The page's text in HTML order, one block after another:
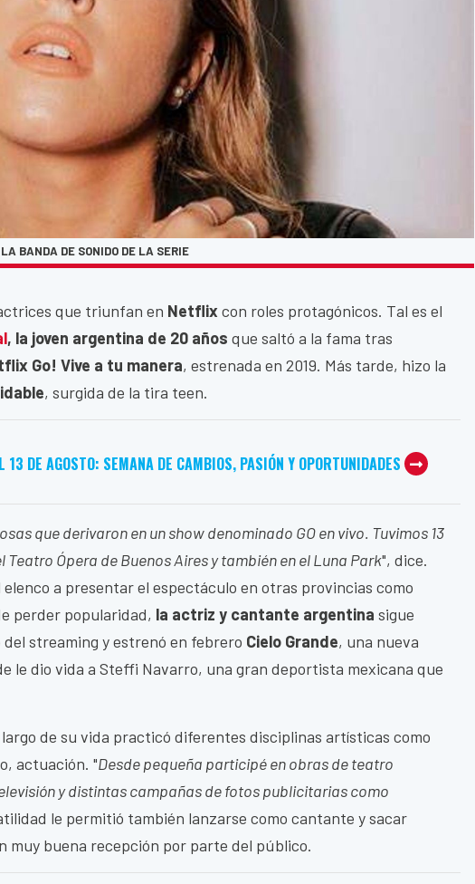
BANDA DE SONIDO DE LA SERIE
que triunfan en Netflix con roles protagónicos. Tal es el
, la joven argentina de 20 años que saltó a la fama tras
Go! Vive a tu manera, estrenada en 2019. Más tarde, hizo la
, surgida de la tira teen.
13 DE AGOSTO: SEMANA DE CAMBIOS, PASIÓN Y OPORTUNIDADES
que derivaron en un show denominado GO en vivo. Tuvimos 13
Teatro Ópera de Buenos Aires y también en el Luna Park", dice.
a presentar el espectáculo en otras provincias como
perder popularidad, la actriz y cantante argentina sigue
streaming y estrenó en febrero Cielo Grande, una nueva
le dio vida a Steffi Navarro, una gran deportista mexicana que
de su vida practicó diferentes disciplinas artísticas como
actuación. "Desde pequeña participé en obras de teatro
y distintas campañas de fotos publicitarias como
le permitió también lanzarse como cantante y sacar
muy buena recepción por parte del público.